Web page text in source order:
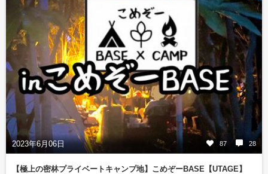
2023年6月06日 87 28
【極上の密林プライベートキャンプ地】こめぞーBASE【UTAGE】